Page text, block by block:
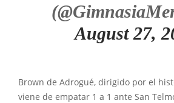
August 27,
Brown de Adrogué, dirigido por el
viene de empatar 1 a 1 ante San